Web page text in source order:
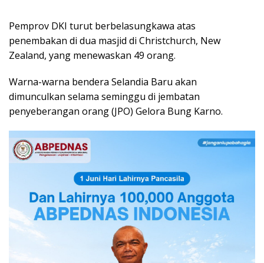
Pemprov DKI turut berbelasungkawa atas
penembakan di dua masjid di Christchurch, New
Zealand, yang menewaskan 49 orang.
Warna-warna bendera Selandia Baru akan
dimunculkan selama seminggu di jembatan
penyeberangan orang (JPO) Gelora Bung Karno.